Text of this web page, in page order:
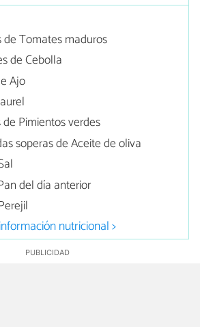
de Tomates maduros
de Cebolla
Ajo
Pimientos verdes
soperas de Aceite de oliva
del día anterior
nutricional >